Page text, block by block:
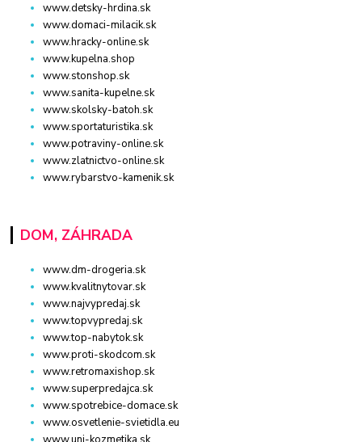
www.detsky-hrdina.sk
www.domaci-milacik.sk
www.hracky-online.sk
www.kupelna.shop
www.stonshop.sk
www.sanita-kupelne.sk
www.skolsky-batoh.sk
www.sportaturistika.sk
www.potraviny-online.sk
www.zlatnictvo-online.sk
www.rybarstvo-kamenik.sk
DOM, ZÁHRADA
www.dm-drogeria.sk
www.kvalitnytovar.sk
www.najvypredaj.sk
www.topvypredaj.sk
www.top-nabytok.sk
www.proti-skodcom.sk
www.retromaxishop.sk
www.superpredajca.sk
www.spotrebice-domace.sk
www.osvetlenie-svietidla.eu